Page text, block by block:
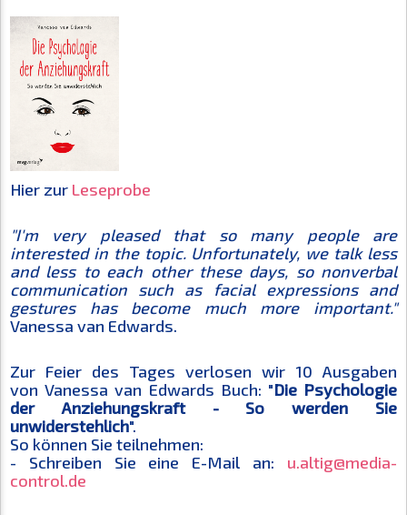
Hier zur Leseprobe
"I'm very pleased that so many people are
interested in the topic. Unfortunately, we talk less
and less to each other these days, so nonverbal
communication such as facial expressions and
gestures has become much more important."
Vanessa van Edwards.
Zur Feier des Tages verlosen wir 10 Ausgaben
von Vanessa van Edwards Buch: "Die Psychologie
der Anziehungskraft - So werden Sie
unwiderstehlich".
So können Sie teilnehmen:
- Schreiben Sie eine E-Mail an: u.altig@media-
control.de